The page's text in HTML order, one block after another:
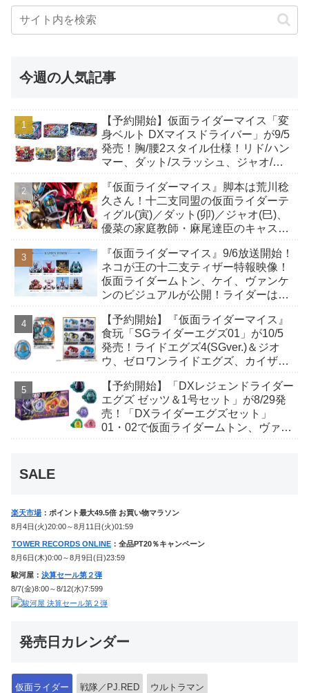
今週の人気記事
【予約開始】仮面ライダーマイス「変
身ベルト DXマイスドライバー」が9/5
発売！胸/腰2スタイル仕様！リド/ハン
マー、ダット/スラッシュ、ジャオ/バ
も！
『仮面ライダーマイス』脚本は荒川稔
久さん！十二支同盟の仮面ライダーテ
ィグル(寅)／ダット(卯)／ジャオ(巳)、
優菜の家庭教師・麻尾達臣のキャスト
んも変身！
『仮面ライダーマイス』9/6放送開始！
ネコが王の十二支ティザー特報映像！
仮面ライダームトン、ケイ、ヴァンケ
ンのビジュアルが公開！ライダーは子
【予約開始】『仮面ライダーマイス』
食玩「SGライダーエグズ01」が10/5
発売！ライドエグズ4(SGver.)＆ジオ
ウ、ゼロワンライドエグズ、カイザ、
【予約開始】「DXレジェンドライダー
エグズ ゼッツ＆1号セット」が8/29発
売！「DXライダーエグズセット」
01・02で仮面ライダームトン、ヴァン
SALE
楽天市場 ：ポイント最大49.5倍 お買い物マラソン
8月4日(火)20:00～8月11日(火)01:59
TOWER RECORDS ONLINE ：全品PT20％キャンペーン
8月6日(木)0:00～8月9日(日)23:59
駿河屋： 決算セール第２弾
8/7(金)8:00～8/12(水)7:599
発売日カレンダー
仮面ライダー 戦隊／PJ.RED ウルトラマン